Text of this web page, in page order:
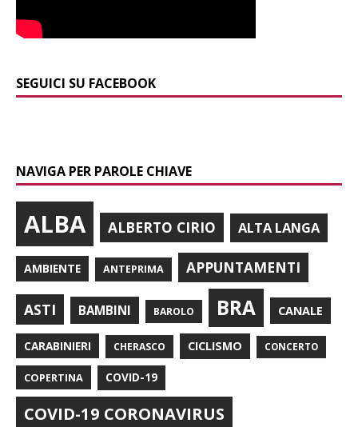
SEGUICI SU FACEBOOK
NAVIGA PER PAROLE CHIAVE
ALBA ALBERTO CIRIO ALTA LANGA
AMBIENTE ANTEPRIMA APPUNTAMENTI
ASTI BAMBINI BAROLO BRA CANALE
CARABINIERI CHERASCO CICLISMO CONCERTO
COPERTINA COVID-19
COVID-19 CORONAVIRUS